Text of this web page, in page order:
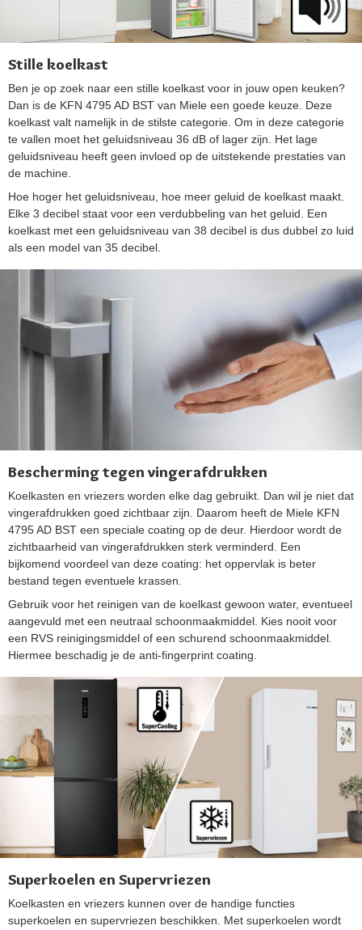
Stille koelkast
Ben je op zoek naar een stille koelkast voor in jouw open keuken?
Dan is de KFN 4795 AD BST van Miele een goede keuze. Deze
koelkast valt namelijk in de stilste categorie. Om in deze categorie
te vallen moet het geluidsniveau 36 dB of lager zijn. Het lage
geluidsniveau heeft geen invloed op de uitstekende prestaties van
de machine.
Hoe hoger het geluidsniveau, hoe meer geluid de koelkast maakt.
Elke 3 decibel staat voor een verdubbeling van het geluid. Een
koelkast met een geluidsniveau van 38 decibel is dus dubbel zo luid
als een model van 35 decibel.
Bescherming tegen vingerafdrukken
Koelkasten en vriezers worden elke dag gebruikt. Dan wil je niet dat
vingerafdrukken goed zichtbaar zijn. Daarom heeft de Miele KFN
4795 AD BST een speciale coating op de deur. Hierdoor wordt de
zichtbaarheid van vingerafdrukken sterk verminderd. Een
bijkomend voordeel van deze coating: het oppervlak is beter
bestand tegen eventuele krassen.
Gebruik voor het reinigen van de koelkast gewoon water, eventueel
aangevuld met een neutraal schoonmaakmiddel. Kies nooit voor
een RVS reinigingsmiddel of een schurend schoonmaakmiddel.
Hiermee beschadig je de anti-fingerprint coating.
Superkoelen en Supervriezen
Koelkasten en vriezers kunnen over de handige functies
superkoelen en supervriezen beschikken. Met superkoelen wordt